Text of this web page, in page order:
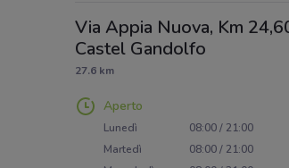
Via Appia Nuova, Km
Castel Gandolfo
27.6 km
Aperto
Lunedì
08:00 / 21:00
Martedì
08:00 / 21:00